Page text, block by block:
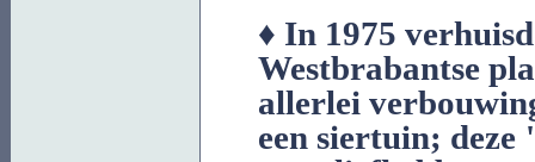
♦ In 1975
Westbrabantse
allerlei
een siertuin;